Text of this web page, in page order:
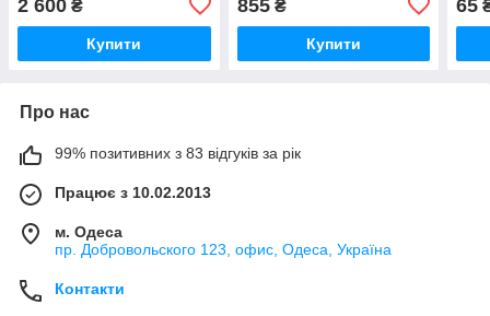
1.4
2 600 ₴
Купити
855₴
Купити
65
Про нас
99% позитивних з 83 відгуків за рік
Працює з 10.02.2013
м. Одеса
пр. Добровольского 123, офис, Одеса, Україна
Контакти